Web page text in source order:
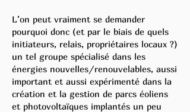
L’on peut vraiment se demander
pourquoi donc (et par le biais de quels
initiateurs, relais, propriétaires locaux ?)
un tel groupe spécialisé dans les
énergies nouvelles/renouvelables, aussi
important et aussi expérimenté dans la
création et la gestion de parcs éoliens
et photovoltaïques implantés un peu